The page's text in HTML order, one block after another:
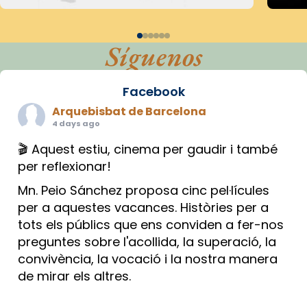
Síguenos
Facebook
Arquebisbat de Barcelona
4 days ago
🎬 Aquest estiu, cinema per gaudir i també
per reflexionar!
Mn. Peio Sánchez proposa cinc pel·lícules
per a aquestes vacances. Històries per a
tots els públics que ens conviden a fer-nos
preguntes sobre l'acollida, la superació, la
convivència, la vocació i la nostra manera
de mirar els altres.